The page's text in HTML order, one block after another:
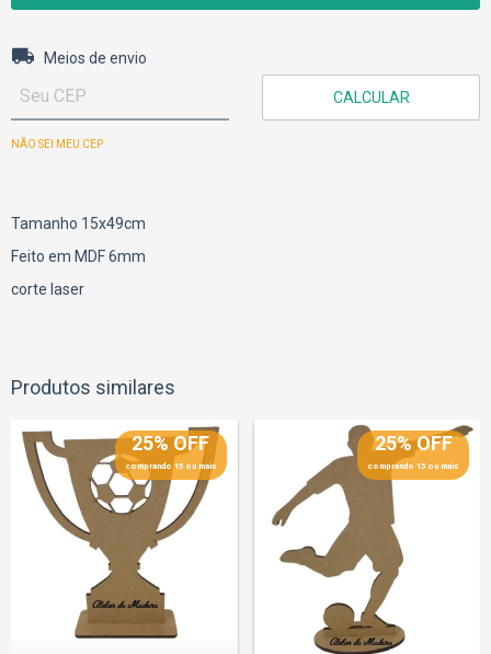
Entregas para o CEP:
Meios de envio
CALCULAR
NÃO SEI MEU CEP
Tamanho 15x49cm
Feito em MDF 6mm
corte laser
Produtos similares
25% OFF
comprando 15 ou mais
25% OFF
comprando 15 ou mais